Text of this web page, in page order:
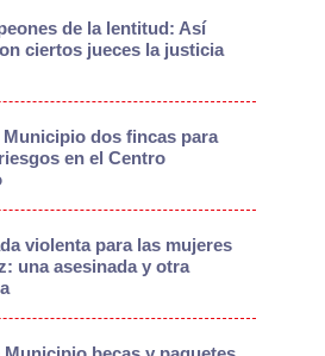
de la lentitud: Así
ciertos jueces la justicia
Municipio dos fincas para
en el Centro
violenta para las mujeres
una asesinada y otra